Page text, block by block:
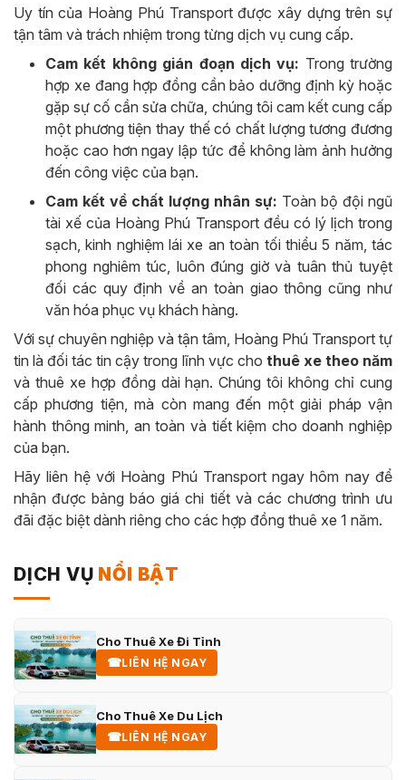
Uy tín của Hoàng Phú Transport được xây dựng trên sự
tận tâm và trách nhiệm trong từng dịch vụ cung cấp.
Cam kết không gián đoạn dịch vụ: Trong trường
hợp xe đang hợp đồng cần bảo dưỡng định kỳ hoặc
gặp sự cố cần sửa chữa, chúng tôi cam kết cung cấp
một phương tiện thay thế có chất lượng tương đương
hoặc cao hơn ngay lập tức để không làm ảnh hưởng
đến công việc của bạn.
Cam kết về chất lượng nhân sự: Toàn bộ đội ngũ
tài xế của Hoàng Phú Transport đều có lý lịch trong
sạch, kinh nghiệm lái xe an toàn tối thiểu 5 năm, tác
phong nghiêm túc, luôn đúng giờ và tuân thủ tuyệt
đối các quy định về an toàn giao thông cũng như
văn hóa phục vụ khách hàng.
Với sự chuyên nghiệp và tận tâm, Hoàng Phú Transport tự
tin là đối tác tin cậy trong lĩnh vực cho thuê xe theo năm
và thuê xe hợp đồng dài hạn. Chúng tôi không chỉ cung
cấp phương tiện, mà còn mang đến một giải pháp vận
hành thông minh, an toàn và tiết kiệm cho doanh nghiệp
của bạn.
Hãy liên hệ với Hoàng Phú Transport ngay hôm nay để
nhận được bảng báo giá chi tiết và các chương trình ưu
đãi đặc biệt dành riêng cho các hợp đồng thuê xe 1 năm.
DỊCH VỤ NỔI BẬT
Cho Thuê Xe Đi Tỉnh
☎LIÊN HỆ NGAY
Cho Thuê Xe Du Lịch
☎LIÊN HỆ NGAY